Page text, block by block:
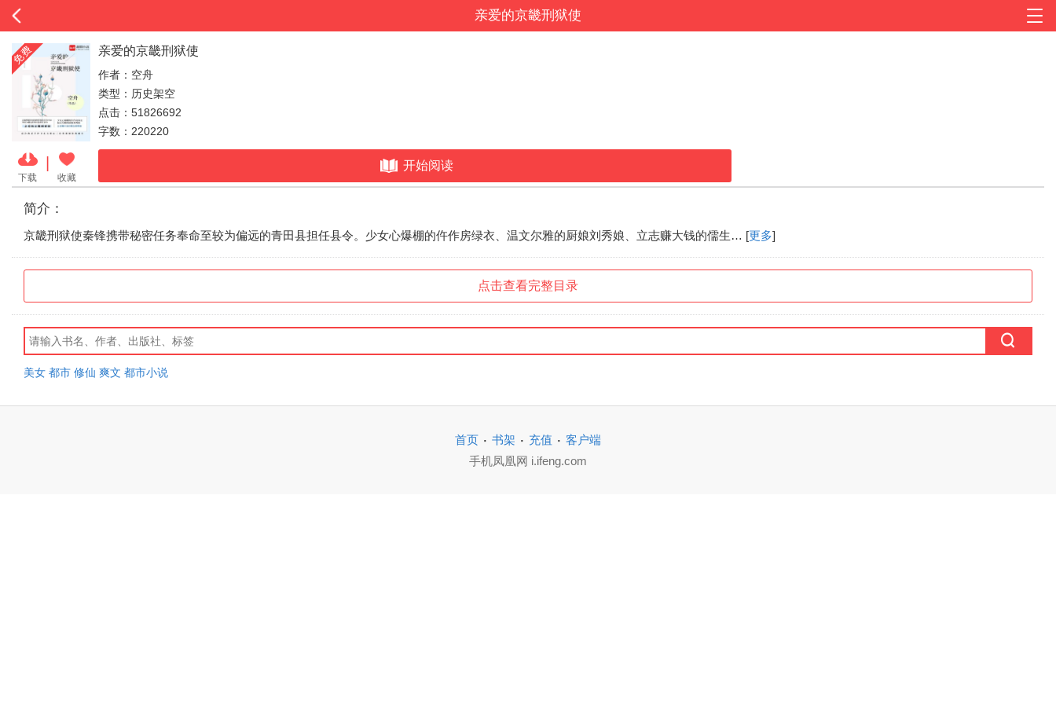
亲爱的京畿刑狱使
下载 收藏
亲爱的京畿刑狱使
作者：空舟
类型：历史架空
点击：51826692
字数：220220
开始阅读
简介：
京畿刑狱使秦锋携带秘密任务奉命至较为偏远的青田县担任县令。少女心爆棚的仵作房绿衣、温文尔雅的厨娘刘秀娘、立志赚大钱的儒生… [更多]
点击查看完整目录
美女 都市 修仙 爽文 都市小说
首页 · 书架 · 充值 · 客户端
手机凤凰网 i.ifeng.com